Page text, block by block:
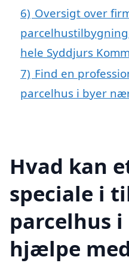
6) Oversigt over
hele Syddjurs
7) Find en
parcelhus i byer
Hvad kan
speciale i
parcelhus
hjælpe